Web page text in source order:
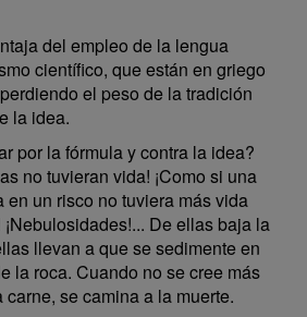
del empleo de la lengua
científico, que están en griego
el peso de la tradición
la idea.
por la fórmula y contra la idea?
no tuvieran vida! ¡Como si una
en un risco no tuviera más vida
De ellas baja la
llevan a que se sedimente en
la roca. Cuando no se cree más
se camina a la muerte.